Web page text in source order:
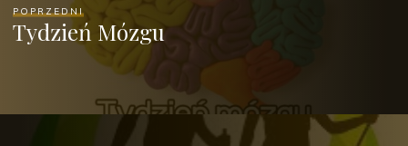
POPRZEDNI
Tydzień Mózgu